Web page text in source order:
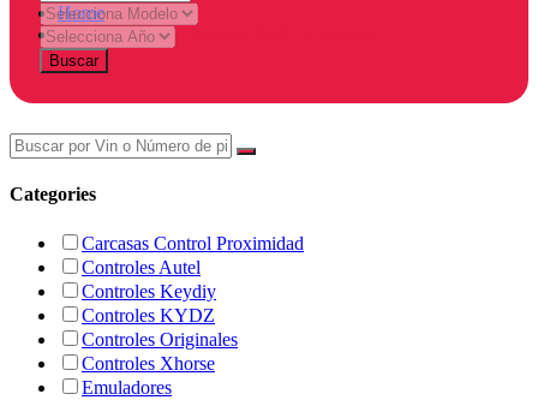
Home
Products tagged “Accord 03-07 4 Botones”
Buscar
Categories
Carcasas Control Proximidad
Controles Autel
Controles Keydiy
Controles KYDZ
Controles Originales
Controles Xhorse
Emuladores